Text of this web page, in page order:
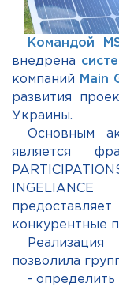
Командой
внедрена
компаний
Main
развития
Украины.
Основным
является
конкурентные
позволила
-